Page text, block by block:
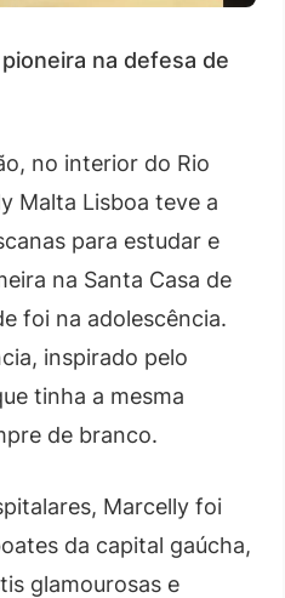
na defesa de
no interior do Rio
Malta Lisboa teve a
para estudar e
na Santa Casa de
foi na adolescência.
inspirado pelo
tinha a mesma
de branco.
Marcelly foi
da capital gaúcha,
glamourosas e